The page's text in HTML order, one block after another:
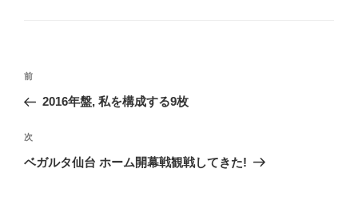
投
ナ
ビ
ゲ
前
の
稿
前
2016年盤, 私を構成する9枚
次
の
次
ベガルタ仙台 ホーム開幕戦観戦してきた!